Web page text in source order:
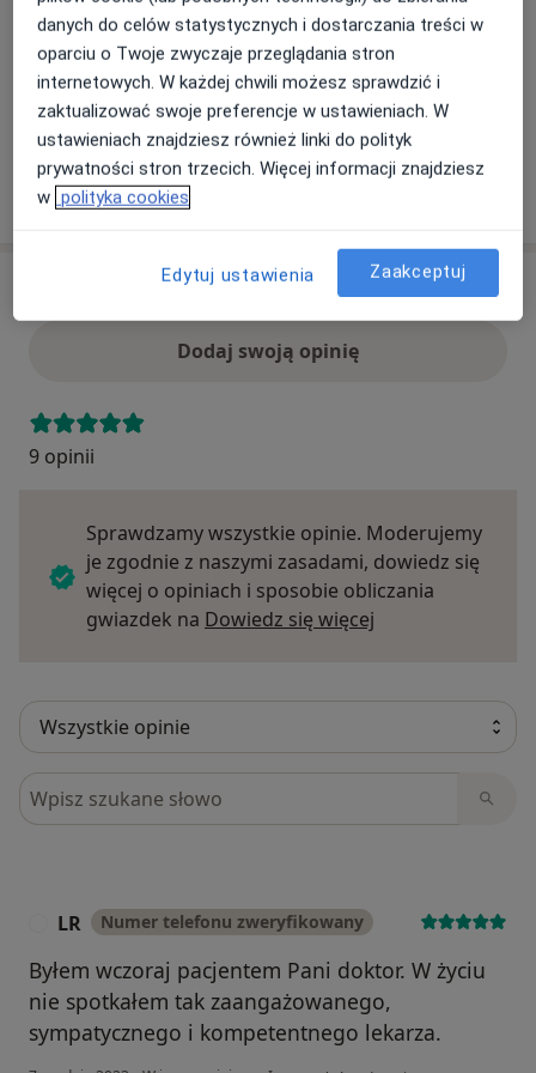
Ten specjalista przyjmuje wyłącznie pacjentów
prywatnych. Możesz opłacić wizytę samodzielnie lub
znaleźć innego specjalistę, który akceptuje Twoje
ubezpieczenie.
Szukaj specjalistów według ubezpieczenia
Dodaj swoją opinię
9 opinii
Sprawdzamy wszystkie opinie. Moderujemy
je zgodnie z naszymi zasadami, dowiedz się
więcej o opiniach i sposobie obliczania
gwiazdek na Dowiedz się więcej
Szukaj w opiniach
LR Numer telefonu zweryfikowany
Byłem wczoraj pacjentem Pani doktor. W życiu
nie spotkałem tak zaangażowanego,
sympatycznego i kompetentnego lekarza.
danych do celów statystycznych i dostarczania treści w
oparciu o Twoje zwyczaje przeglądania stron
internetowych. W każdej chwili możesz sprawdzić i
zaktualizować swoje preferencje w ustawieniach. W
ustawieniach znajdziesz również linki do polityk
prywatności stron trzecich. Więcej informacji znajdziesz
w polityka cookies
Edytuj ustawienia Zaakceptuj